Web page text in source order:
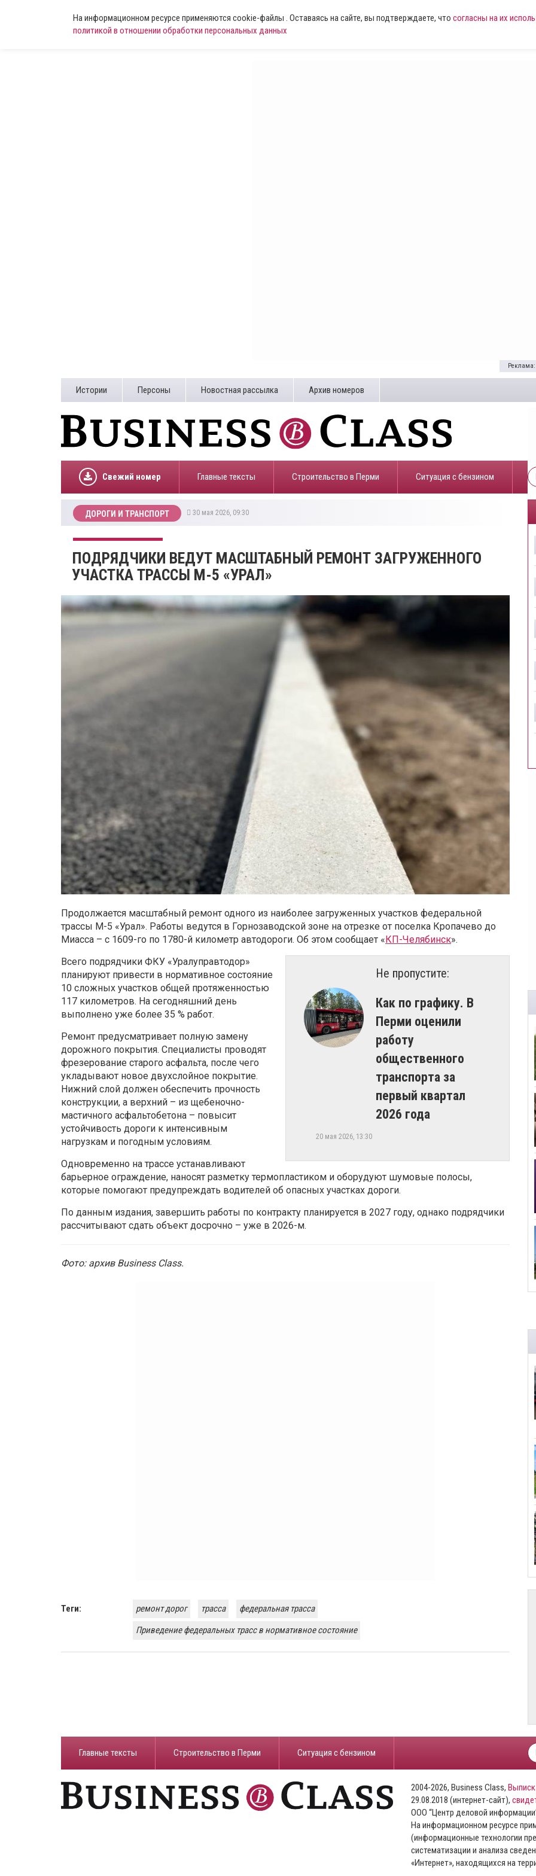
На информационном ресурсе применяются cookie-файлы . Оставаясь на сайте, вы подтверждаете, что согласны на их
политикой в отношении обработки персональных данных
Реклама:
Истории Персоны Новостная рассылка Архив номеров
Свежий номер Главные тексты Строительство в Перми ​Ситуация с бензином
ДОРОГИ И ТРАНСПОРТ 30 мая 2026, 09:30
ПОДРЯДЧИКИ ВЕДУТ МАСШТАБНЫЙ РЕМОНТ ЗАГРУЖЕННОГО
УЧАСТКА ТРАССЫ М-5 «УРАЛ»
Продолжается масштабный ремонт одного из наиболее загруженных участков федеральной
трассы М-5 «Урал». Работы ведутся в Горнозаводской зоне на отрезке от поселка Кропачево до
Миасса – с 1609-го по 1780-й километр автодороги. Об этом сообщает « КП-Челябинск».
Не пропустите:
Как по графику. В
Перми оценили
работу
общественного
транспорта за
первый квартал
2026 года
20 мая 2026, 13:30
Всего подрядчики ФКУ «Уралуправтодор»
планируют привести в нормативное состояние
10 сложных участков общей протяженностью
117 километров. На сегодняшний день
выполнено уже более 35 % работ.
Ремонт предусматривает полную замену
дорожного покрытия. Специалисты проводят
фрезерование старого асфальта, после чего
укладывают новое двухслойное покрытие.
Нижний слой должен обеспечить прочность
конструкции, а верхний – из щебеночно-
мастичного асфальтобетона – повысит
устойчивость дороги к интенсивным
нагрузкам и погодным условиям.
Одновременно на трассе устанавливают
барьерное ограждение, наносят разметку термопластиком и оборудуют шумовые полосы,
которые помогают предупреждать водителей об опасных участках дороги.
По данным издания, завершить работы по контракту планируется в 2027 году, однако подрядчики
рассчитывают сдать объект досрочно – уже в 2026-м.
Фото: архив Business Class.
Теги: ремонт дорог трасса
федеральная трасса
Приведение федеральных трасс в нормативное состояние
Главные тексты Строительство в Перми ​Ситуация с бензином
2004-2026, Business Class,
29.08.2018 (интернет-сайт),
ООО “Центр деловой
На информационном ресурсе
(информационные технологии
систематизации и анализа
«Интернет», находящихся на